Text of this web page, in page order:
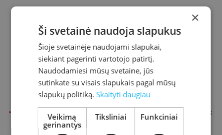
leidinių užsakymų valdymas;
el. knygos;
el. paslaugos ir kt.
Kaip naudotis bibliotekoje prenumeruojamomis
duomenų bazėmis (DB):
×
Ši svetainė naudoja slapukus
Šioje svetainėje naudojami slapukai,
siekiant pagerinti vartotojo patirtį.
Naudodamiesi mūsų svetaine, jūs
sutinkate su visais slapukais pagal mūsų
slapukų politiką.Skaityti daugiau
Veikimą
gerinantys
Tiksliniai Funkciniai